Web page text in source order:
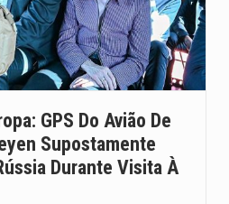
O pagamento marca o desfecho de um dos processos mais…
O programa, cuja implementação está prevista entre abril de 2026…
O Departamento de Estado norte-americano confirmou que cidadãos dos Estados…
GPS Do Avião De
Supostamente
Durante Visita À